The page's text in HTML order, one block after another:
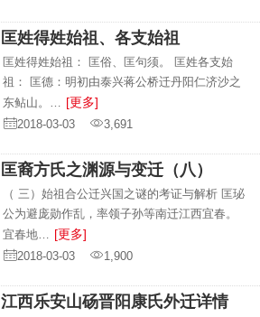
匡姓得姓始祖、各支始祖
匡姓得姓始祖： 匡俗、匡句须。 匡姓各支始
祖： 匡德：明初由泰兴蒋公桥迁丹阳仁济沙之
东鲇山。…
[更多]
2018-03-03 3,691
匡裔方氏之渊源与变迁（八）
（ 三）始祖合公迁兴国之谜的考证与解析 匡珌
公为避庞勋作乱，率领子孙等南迁江西宜春。
宜春地…
[更多]
2018-03-03 1,900
江西乐安山砀晋阳康氏外迁详情